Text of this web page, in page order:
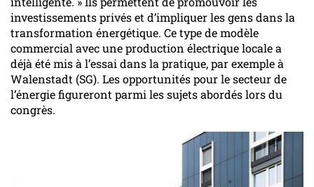
investissements privés et d’impliquer les gens dans la
transformation énergétique. Ce type de modèle
commercial avec une production électrique locale a
déjà été mis à l’essai dans la pratique, par exemple à
Walenstadt (SG). Les opportunités pour le secteur de
l’énergie figureront parmi les sujets abordés lors du
congrès.